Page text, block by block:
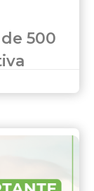
San
500
a
parte